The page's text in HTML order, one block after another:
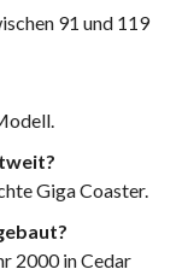
91 und 119
Giga Coaster.
2000 in Cedar